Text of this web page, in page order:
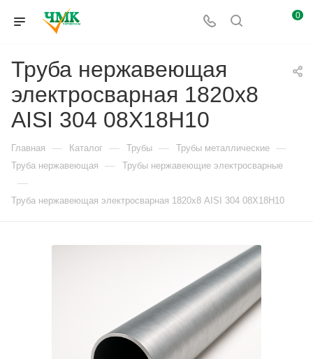
0
Труба нержавеющая
электросварная 1820х8
AISI 304 08Х18Н10
Главная — Каталог — Трубы — Трубы металлические —
Труба нержавеющая — Трубы нержавеющие электросварные
—
Труба нержавеющая электросварная 1820х8 AISI 304 08Х18Н10